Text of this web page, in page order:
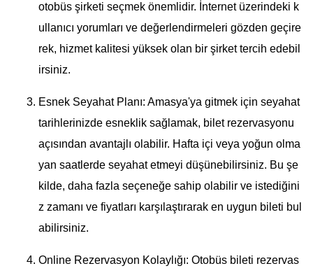
otobüs şirketi seçmek önemlidir. İnternet üzerindeki k
ullanıcı yorumları ve değerlendirmeleri gözden geçire
rek, hizmet kalitesi yüksek olan bir şirket tercih edebil
irsiniz.
Esnek Seyahat Planı: Amasya'ya gitmek için seyahat
tarihlerinizde esneklik sağlamak, bilet rezervasyonu
açısından avantajlı olabilir. Hafta içi veya yoğun olma
yan saatlerde seyahat etmeyi düşünebilirsiniz. Bu şe
kilde, daha fazla seçeneğe sahip olabilir ve istediğini
z zamanı ve fiyatları karşılaştırarak en uygun bileti bul
abilirsiniz.
Online Rezervasyon Kolaylığı: Otobüs bileti rezervas